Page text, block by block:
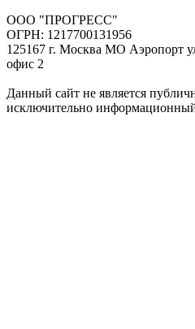
ООО "ПРОГРЕСС"
ОГРН: 1217700131956
125167 г. Москва МО Аэропорт
офис 2
Данный сайт не является
исключительно